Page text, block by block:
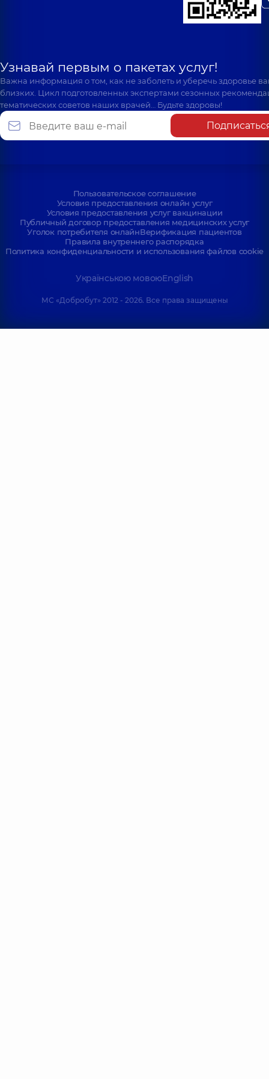
Узнавай первым о пакетах услуг!
Важна информация о том, как не заболеть и уберечь здоровье
близких. Цикл подготовленных экспертами сезонных
тематических советов наших врачей… Будьте здоровы!
Пользовательское соглашение
Условия предоставления онлайн услуг
Условия предоставления услуг вакцинации
Публичный договор предоставления медицинских услуг
Уголок потребителя онлайнВерификация пациентов
Правила внутреннего распорядка
Политика конфиденциальности и использования файлов cookie
Українською мовоюEnglish
МС «Добробут» 2012 - 2026. Все права защищены